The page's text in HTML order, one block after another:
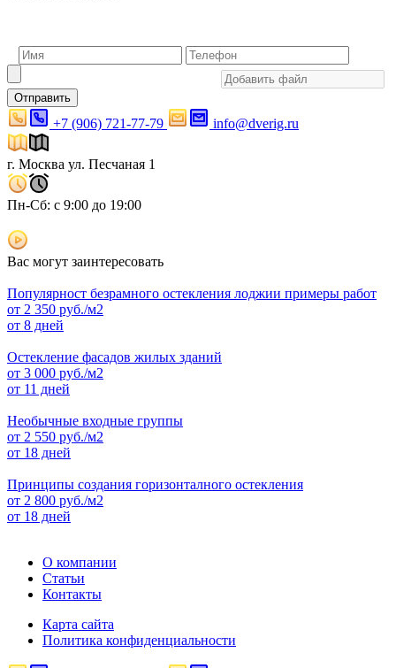
Отправить
+7 (906) 721-77-79 info@dverig.ru
г. Москва ул. Песчаная 1
Пн-Сб: с 9:00 до 19:00
Вас могут заинтересовать
Популярност безрамного остекления лоджии примеры работ
от 2 350 руб./м2
от 8 дней
Остекление фасадов жилых зданий
от 3 000 руб./м2
от 11 дней
Необычные входные группы
от 2 550 руб./м2
от 18 дней
Принципы создания горизонталного остекления
от 2 800 руб./м2
от 18 дней
О компании
Статьи
Контакты
Карта сайта
Политика конфиденциальности